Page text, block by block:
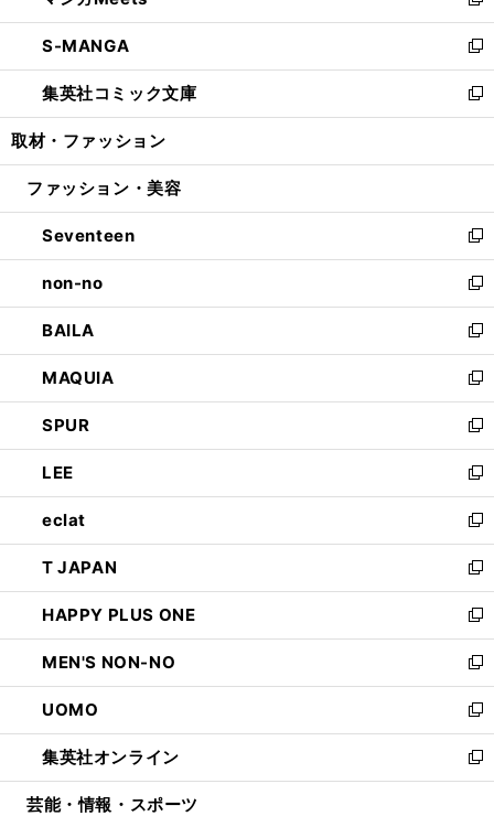
開
く
ウ
で
開
く
ン
ド
ウ
で
開
ウ
ィ
ン
ド
ウ
開
し
い
ウ
ィ
ン
ウ
開
く
S-MANGA
新
し
い
ウ
ン
ウ
で
開
く
集英社コミック文庫
新
し
ウ
ン
ド
ウ
で
開
く
取材・ファッション
ファッション・美容
Seventeen
新
し
い
ウ
ィ
ン
ド
ウ
で
開
く
non-no
新
し
い
ウ
ィ
ン
ド
ウ
で
開
く
BAILA
新
し
い
ウ
ィ
ン
ド
ウ
で
開
く
MAQUIA
新
し
い
ウ
ィ
ン
ド
ウ
で
開
く
SPUR
新
し
い
ウ
ィ
ン
ド
ウ
で
開
く
LEE
新
し
い
ウ
ィ
ン
ド
ウ
で
開
く
eclat
新
し
い
ウ
ィ
ン
ド
ウ
で
開
く
T JAPAN
新
し
い
ウ
ィ
ン
ド
ウ
で
開
HAPPY PLUS ONE
新
し
い
ウ
ィ
ン
ド
ウ
MEN'S NON-NO
新
し
い
ウ
ィ
ン
UOMO
新
し
い
ウ
集英社オンライン
新
し
芸能・情報・スポーツ